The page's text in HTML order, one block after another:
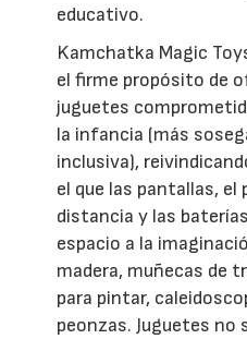
educativo.
Kamchatka Magic
el firme propósito de
juguetes
la infancia (más
inclusiva),
el que las pantallas,
distancia y las
espacio a la
madera, muñecas de
para pintar,
peonzas. Juguetes